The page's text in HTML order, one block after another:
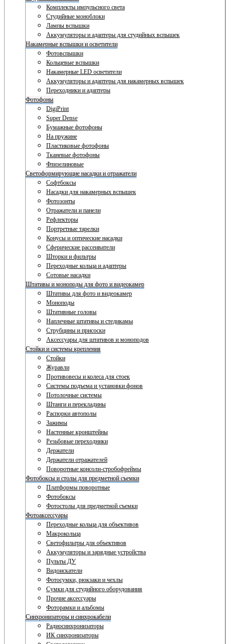
Комплекты импульсного света
Студийные моноблоки
Лампы вспышки
Аккумуляторы и адаптеры для студийных вспышек
Накамерные вспышки и осветители
Фотовспышки
Кольцевые вспышки
Накамерные LED осветители
Аккумуляторы и адаптеры для накамерных вспышек
Переходники и адаптеры
Фотофоны
DigiPrint
Super Dense
Бумажные фотофоны
На пружине
Пластиковые фотофоны
Тканевые фотофоны
Флизелиновые
Светоформирующие насадки и отражатели
Софтбоксы
Насадки для накамерных вспышек
Фотозонты
Отражатели и панели
Рефлекторы
Портретные тарелки
Конусы и оптические насадки
Сферические рассеиватели
Шторки и фильтры
Переходные кольца и адаптеры
Сотовые насадки
Штативы и моноподы для фото и видеокамер
Штативы для фото и видеокамер
Моноподы
Штативные головы
Наплечные штативы и стедикамы
Струбцины и присоски
Аксессуары для штативов и моноподов
Стойки и системы крепления
Стойки
Журавли
Противовесы и колеса для стоек
Системы подъема и установки фонов
Потолочные системы
Штанги и перекладины
Распорки автополы
Зажимы
Настенные кронштейны
Резьбовые переходники
Держатели
Держатели отражателей
Поворотные консоли-стробофреймы
Фотобоксы и столы для предметной съемки
Платформы поворотные
Фотобоксы
Фотостолы для предметной съемки
Фотоаксессуары
Переходные кольца для объективов
Макрокольца
Светофильтры для объективов
Аккумуляторы и зарядные устройства
Пульты ДУ
Видоискатели
Фотосумки, рюкзаки и чехлы
Сумки для студийного оборудования
Прочие аксессуары
Фоторамки и альбомы
Синхронизаторы и синхрокабели
Радиосинхронизаторы
ИК синхронизаторы